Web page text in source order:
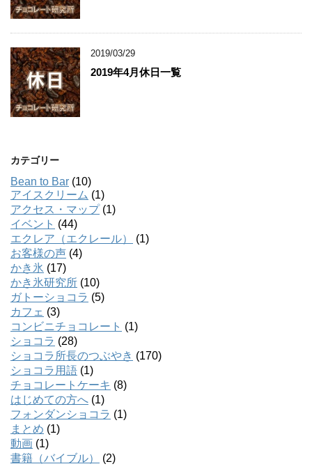
2019/03/29
2019年4月休日一覧
カテゴリー
Bean to Bar (10)
アイスクリーム (1)
アクセス・マップ(1)
イベント (44)
エクレア（エクレール）
(1)
お客様の声 (4)
かき氷 (17)
かき氷研究所 (10)
ガトーショコラ (5)
カフェ (3)
コンビニチョコレート (1)
ショコラ (28)
ショコラ所長のつぶやき (170)
ショコラ用語 (1)
チョコレートケーキ (8)
はじめての方へ (1)
フォンダンショコラ (1)
まとめ (1)
動画 (1)
書籍（バイブル）
(2)